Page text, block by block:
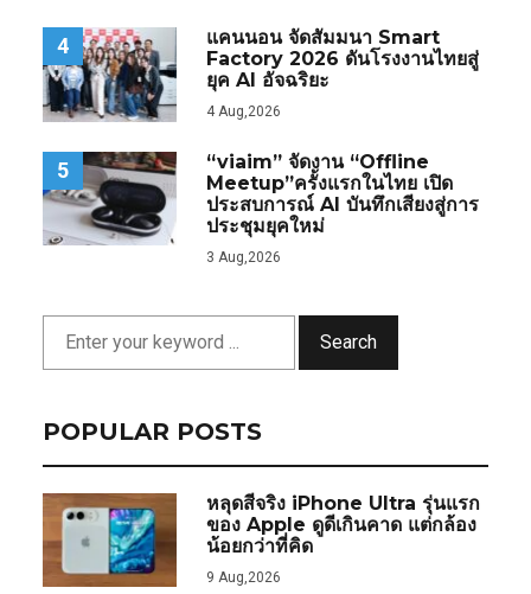
4
แคนนอน จัดสัมมนา Smart
Factory 2026 ดันโรงงานไทยสู่
ยุค AI อัจฉริยะ
4 Aug,2026
5
“viaim” จัดงาน “Offline
Meetup”ครั้งแรกในไทย เปิด
ประสบการณ์ AI บันทึกเสียงสู่การ
ประชุมยุคใหม่
3 Aug,2026
Search
POPULAR POSTS
หลุดสีจริง iPhone Ultra รุ่นแรก
ของ Apple ดูดีเกินคาด แต่กล้อง
น้อยกว่าที่คิด
9 Aug,2026